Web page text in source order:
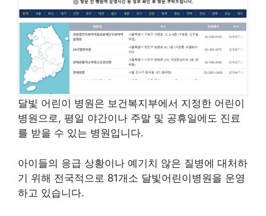
달빛 어린이 병원은 보건복지부에서 지정한 어린이
병원으로, 평일 야간이나 주말 및 공휴일에도 진료
를 받을 수 있는 병원입니다.
아이들의 응급 상황이나 예기치 않은 질병에 대처하
기 위해 전국적으로 81개소 달빛어린이병원을 운영
하고 있습니다.